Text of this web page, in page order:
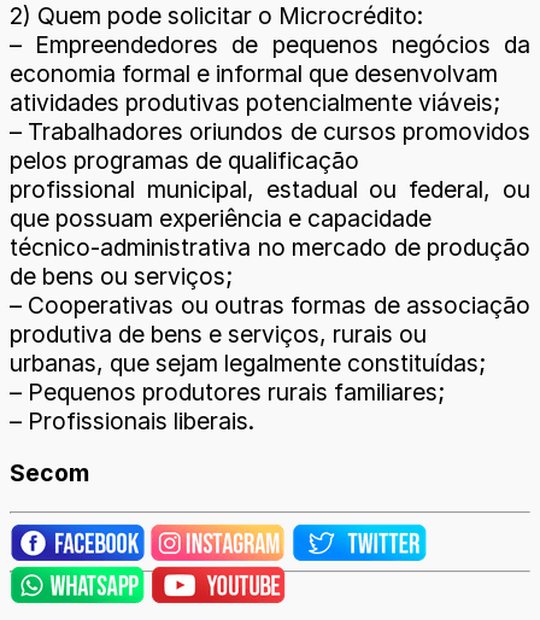
2) Quem pode solicitar o Microcrédito:
– Empreendedores de pequenos negócios da
economia formal e informal que desenvolvam
atividades produtivas potencialmente viáveis;
– Trabalhadores oriundos de cursos promovidos
pelos programas de qualificação
profissional municipal, estadual ou federal, ou
que possuam experiência e capacidade
técnico-administrativa no mercado de produção
de bens ou serviços;
– Cooperativas ou outras formas de associação
produtiva de bens e serviços, rurais ou
urbanas, que sejam legalmente constituídas;
– Pequenos produtores rurais familiares;
– Profissionais liberais.
Secom